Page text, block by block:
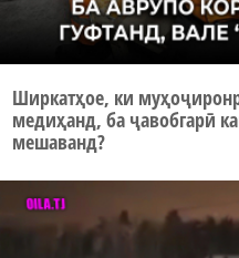
Ширкатҳое, ки
медиҳанд, ба ҷавобгарӣ
мешаванд?